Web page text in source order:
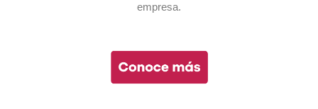
empresa.